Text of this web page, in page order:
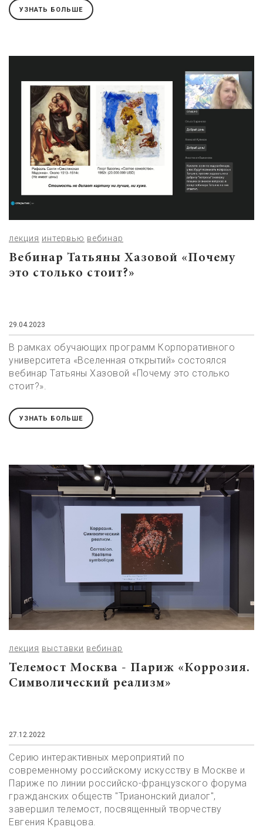
УЗНАТЬ БОЛЬШЕ
Вебинар Татьяны Хазовой «Почему
это столько стоит?»
лекция интервью вебинар
29.04.2023
В рамках обучающих программ Корпоративного
университета «Вселенная открытий» состоялся
вебинар Татьяны Хазовой «Почему это столько
стоит?».
УЗНАТЬ БОЛЬШЕ
Телемост Москва - Париж «Коррозия.
Символический реализм»
лекция выставки вебинар
27.12.2022
Серию интерактивных мероприятий по
современному российскому искусству в Москве и
Париже по линии российско-французского форума
гражданских обществ "Трианонский диалог",
завершил телемост, посвященный творчеству
Евгения Кравцова.